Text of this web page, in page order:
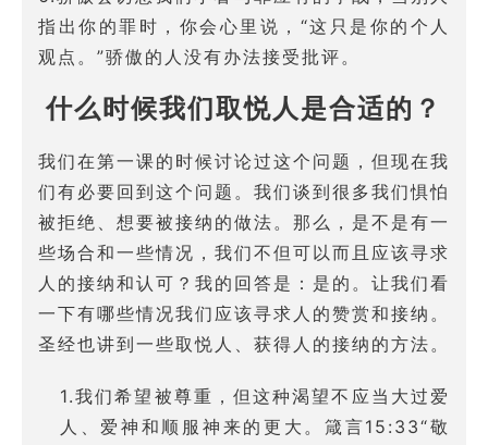
指出你的罪时，你会心里说，“这只是你的个人
观点。”骄傲的人没有办法接受批评。
什么时候我们取悦人是合适的？
我们在第一课的时候讨论过这个问题，但现在我
们有必要回到这个问题。我们谈到很多我们惧怕
被拒绝、想要被接纳的做法。那么，是不是有一
些场合和一些情况，我们不但可以而且应该寻求
人的接纳和认可？我的回答是：是的。让我们看
一下有哪些情况我们应该寻求人的赞赏和接纳。
圣经也讲到一些取悦人、获得人的接纳的方法。
1.我们希望被尊重，但这种渴望不应当大过爱
人、爱神和顺服神来的更大。箴言15:33“敬